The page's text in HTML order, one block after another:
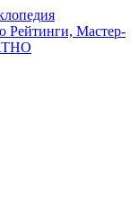
Рейтинги, Мастер-